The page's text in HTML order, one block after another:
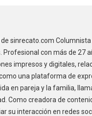
sinrecato.com
con más de 27
impresos y digitales,
una plataforma de
en pareja y la familia,
Como creadora de
su interacción en redes